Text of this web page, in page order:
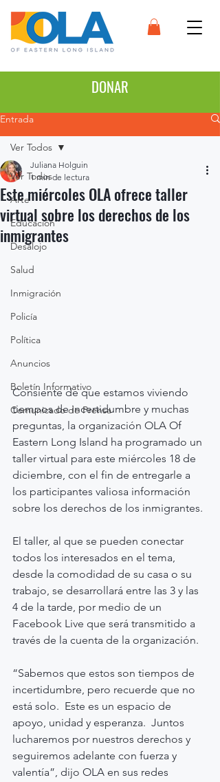
DONAR
Entrada
Ver Todos
Arte
Educación
Desalojo
Salud
Inmigración
Policía
Política
Anuncios
Boletín Informativo
Comunicado de Prensa
Ver Todos
Este miércoles OLA ofrece taller
virtual sobre los derechos de los
inmigrantes
Juliana Holguin
1 min de lectura
Consiente de que estamos viviendo
tiempos de incertidumbre y muchas
preguntas, la organización OLA Of
Eastern Long Island ha programado un
taller virtual para este miércoles 18 de
diciembre, con el fin de entregarle a
los participantes valiosa información
sobre los derechos de los inmigrantes.
El taller, al que se pueden conectar
todos los interesados en el tema,
desde la comodidad de su casa o su
trabajo, se desarrollará entre las 3 y las
4 de la tarde, por medio de un
Facebook Live que será transmitido a
través de la cuenta de la organización.
“Sabemos que estos son tiempos de
incertidumbre, pero recuerde que no
está solo.  Este es un espacio de
apoyo, unidad y esperanza.  Juntos
lucharemos por nuestros derechos y
seguiremos adelante con fuerza y
valentía”, dijo OLA en sus redes